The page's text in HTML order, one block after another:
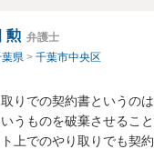
勲 弁護士
県 > 千葉市中央区
りでの契約書というの
うものを破棄させるこ
上でのやり取りでも契